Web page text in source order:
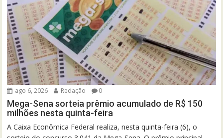
ago 6, 2026 Redação 0
Mega-Sena sorteia prêmio acumulado de R$ 150
milhões nesta quinta-feira
A Caixa Econômica Federal realiza, nesta quinta-feira (6), o